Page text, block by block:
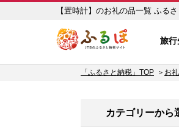
【置時
旅行
「ふるさと納税」TOP お
カテゴリーから